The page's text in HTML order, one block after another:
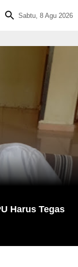
Sabtu, 8 Agu 2026
Harus Tegas